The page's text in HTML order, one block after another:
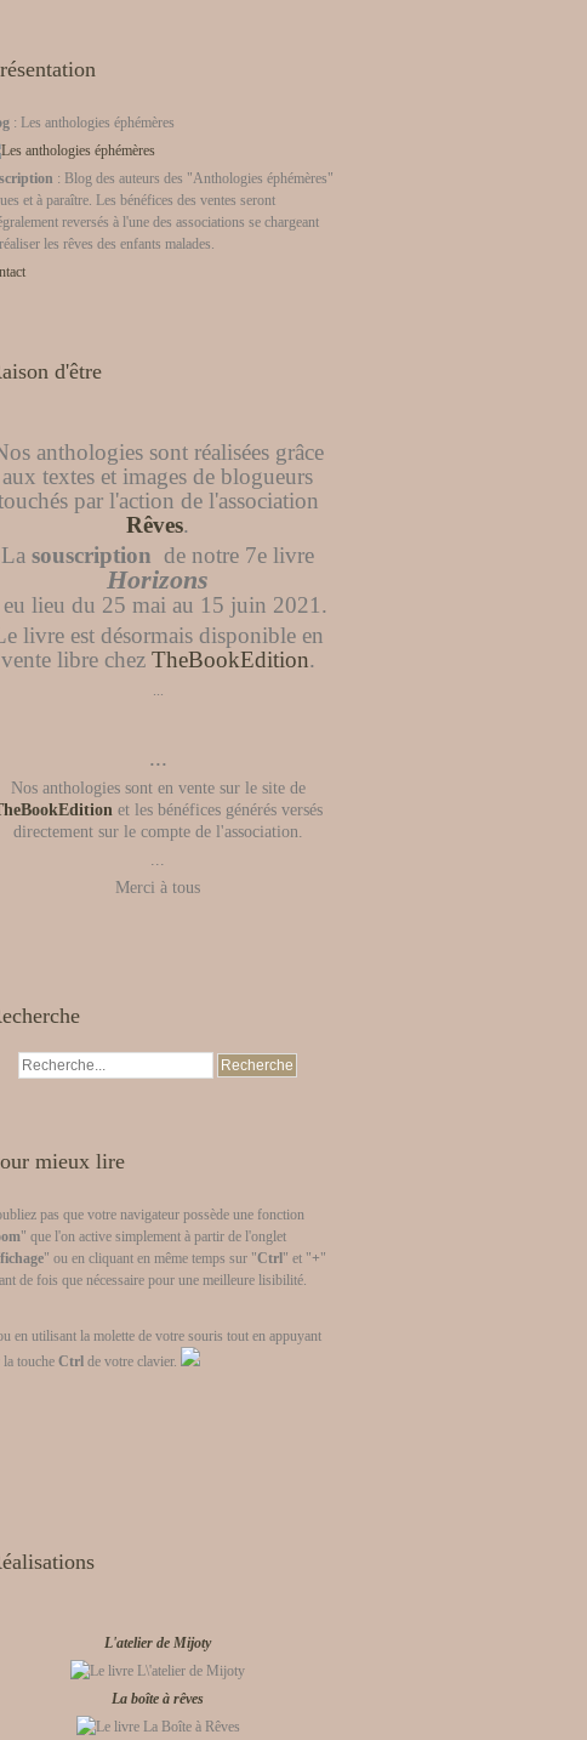
: Les anthologies éphémères
: Blog des auteurs des "Anthologies éphémères"
et à paraître. Les bénéfices des ventes seront
reversés à l'une des associations se chargeant
les rêves des enfants malades.
d'être
anthologies sont réalisées grâce
aux textes et images de blogueurs
par l'action de l'association
Rêves.
La souscription de notre 7e livre
Horizons
eu lieu du 25 mai au 15 juin 2021.
livre est désormais disponible en
vente libre chez TheBookEdition.
...
...
Nos anthologies sont en vente sur le site de
et les bénéfices générés versés
directement sur le compte de l'association.
...
Merci à tous
mieux lire
pas que votre navigateur possède une fonction
" que l'on active simplement à partir de l'onglet
" ou en cliquant en même temps sur "Ctrl " et "+"
de fois que nécessaire pour une meilleure lisibilité.
en utilisant la molette de votre souris tout en appuyant
la touche Ctrl de votre clavier.
L'atelier de Mijoty
La boîte à rêves